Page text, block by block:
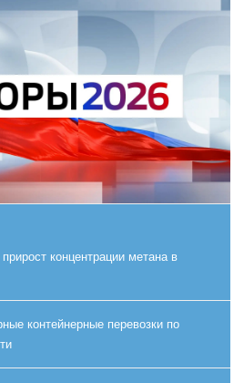
концентрации метана в
контейнерные перевозки по